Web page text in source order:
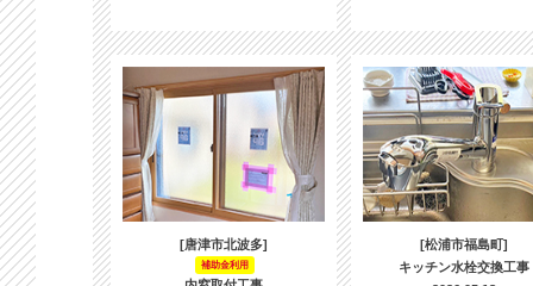
[唐津市北波多]
補助金利用
[松浦市福島町]
キッチン水栓交換工事